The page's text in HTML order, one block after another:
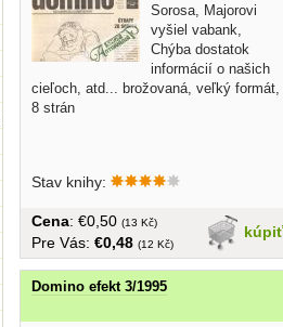
Sorosa, Majorovi
vyšiel vabank,
Chýba dostatok
informácií o našich
cieľoch, atd... brožovaná, veľký formát,
8 strán
Stav knihy:
kúpiť
Cena: €0,50 (13 Kč)
Pre Vás: €0,48 (12 Kč)
Domino efekt 3/1995